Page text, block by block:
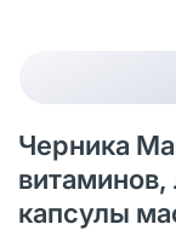
Черника
капсулы